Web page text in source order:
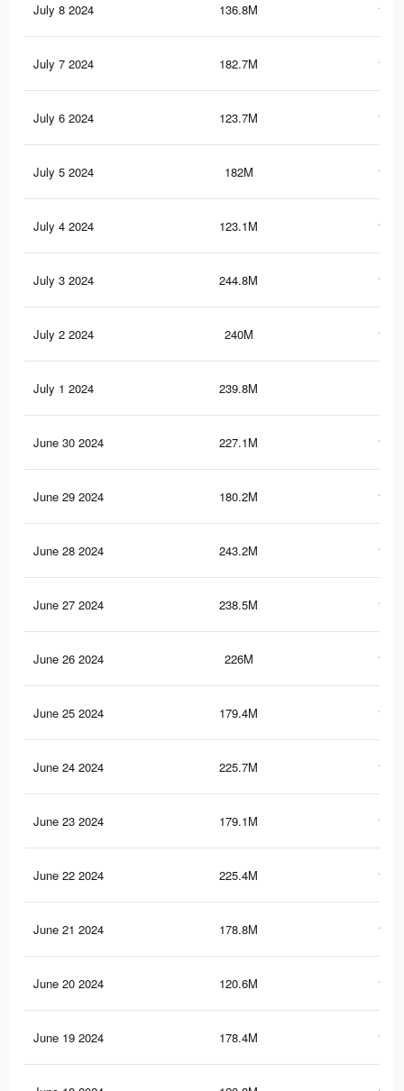
July 8 2024 136.8M
July 7 2024 182.7M
July 6 2024 123.7M
July 5 2024 182M
July 4 2024 123.1M
July 3 2024 244.8M
July 2 2024 240M
July 1 2024 239.8M
June 30 2024 227.1M
June 29 2024 180.2M
June 28 2024 243.2M
June 27 2024 238.5M
June 26 2024 226M
June 25 2024 179.4M
June 24 2024 225.7M
June 23 2024 179.1M
June 22 2024 225.4M
June 21 2024 178.8M
June 20 2024 120.6M
June 19 2024 178.4M